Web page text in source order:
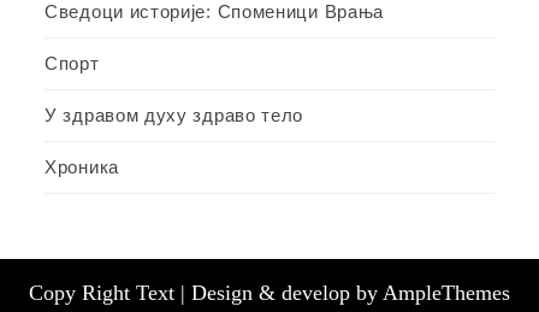
Сведоци историје: Споменици Врања
Спорт
У здравом духу здраво тело
Хроника
Copy Right Text | Design & develop by AmpleThemes